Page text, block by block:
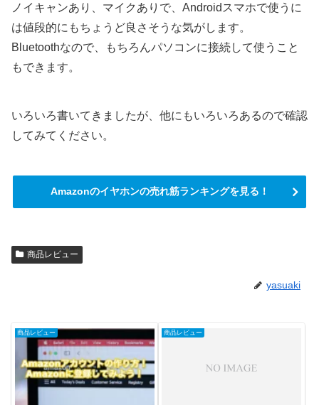
ノイキャンあり、マイクありで、Androidスマホで使うに
は値段的にもちょうど良さそうな気がします。
Bluetoothなので、もちろんパソコンに接続して使うこと
もできます。
いろいろ書いてきましたが、他にもいろいろあるので確認
してみてください。
Amazonのイヤホンの売れ筋ランキングを見る！
商品レビュー
yasuaki
商品レビュー 商品レビュー